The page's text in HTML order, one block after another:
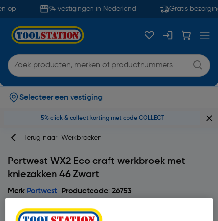
op 94 vestigingen in Nederland Gratis
Selecteer een vestiging
5% click & collect korting met code COLLECT
Terug naar Werkbroeken
Portwest WX2 Eco craft werkbroek met
kniezakken 46 Zwart
Merk Portwest Productcode: 26753